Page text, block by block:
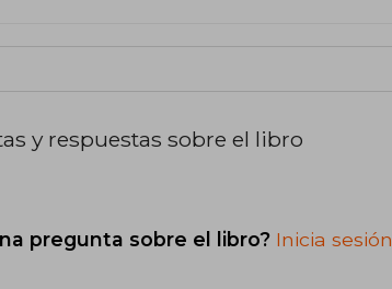
y respuestas sobre el libro
pregunta sobre el libro? Inicia sesión